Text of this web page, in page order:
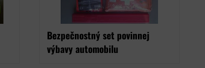
Bezpečnostný set povinnej
výbavy automobilu